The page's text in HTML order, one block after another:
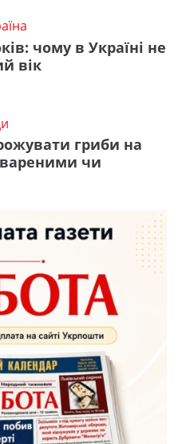
чому в Україні не
вік
гриби на
чи